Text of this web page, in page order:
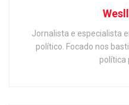
Jornalista e especialista
político. Focado nos
política